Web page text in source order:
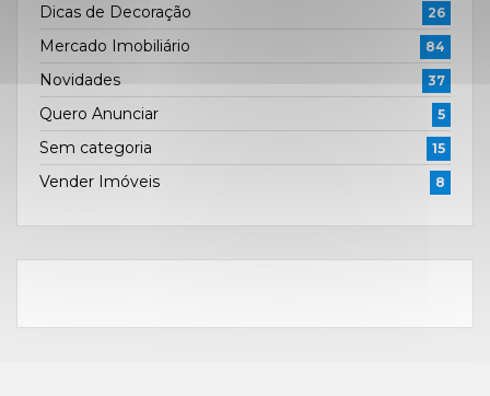
Dicas de Decoração 26
Mercado Imobiliário 84
Novidades 37
Quero Anunciar 5
Sem categoria 15
Vender Imóveis 8